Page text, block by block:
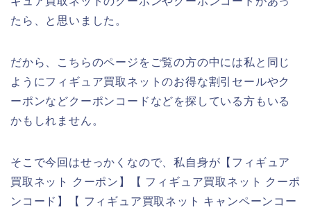
たら、と思いました。
だから、こちらのページをご覧の方の中には私と同じ
ようにフィギュア買取ネットのお得な割引セールやク
ーポンなどクーポンコードなどを探している方もいる
かもしれません。
そこで今回はせっかくなので、私自身が【フィギュア
買取ネット クーポン】【 フィギュア買取ネット クーポ
ンコード】【 フィギュア買取ネット キャンペーンコー